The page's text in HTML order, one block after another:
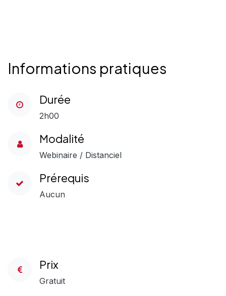
Informations pratiques
Durée
2h00
Modalité
Webinaire / Distanciel
Prérequis
Aucun
Prix
Gratuit